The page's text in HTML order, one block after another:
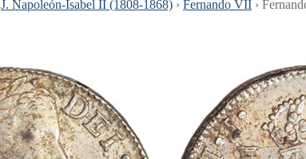
J. Napoleón-Isabel II (1808-1868) › Fernando VII ›